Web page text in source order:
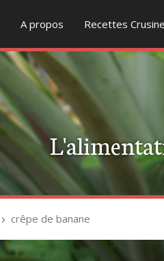
A propos Recettes
crêpe de banane